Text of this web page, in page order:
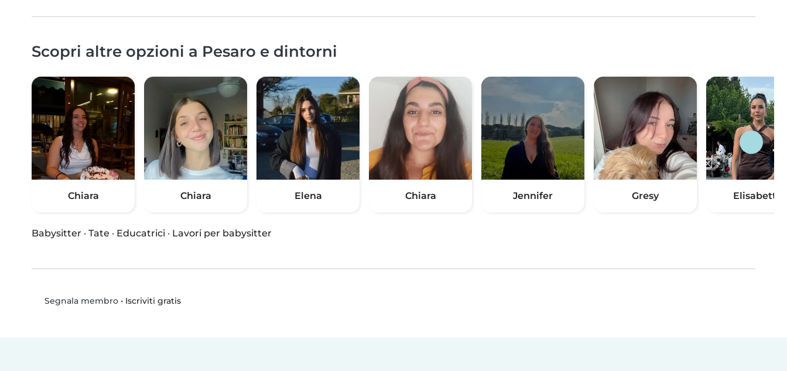
Scopri altre opzioni a Pesaro e dintorni
Chiara Chiara Elena Chiara Jennifer Gresy Elisabetta
Babysitter · Tate · Educatrici · Lavori per babysitter
Segnala membro• Iscriviti gratis